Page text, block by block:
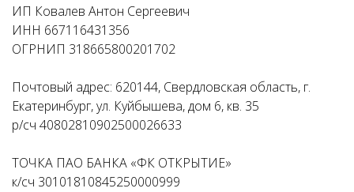
ИП Ковалев Антон Сергеевич
ИНН 667116431356
ОГРНИП 318665800201702
Почтовый адрес: 620144, Свердловская область, г.
Екатеринбург, ул. Куйбышева, дом 6, кв. 35
р/сч 40802810902500026633
ТОЧКА ПАО БАНКА «ФК ОТКРЫТИЕ»
к/сч 30101810845250000999